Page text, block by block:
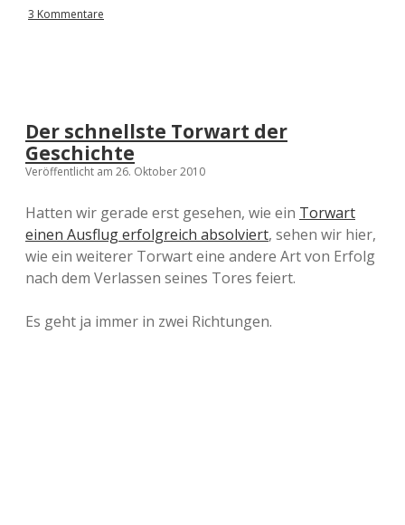
3 Kommentare
Der schnellste Torwart der
Geschichte
Veröffentlicht am 26. Oktober 2010
Hatten wir gerade erst gesehen, wie ein Torwart
einen Ausflug erfolgreich absolviert, sehen wir hier,
wie ein weiterer Torwart eine andere Art von Erfolg
nach dem Verlassen seines Tores feiert.
Es geht ja immer in zwei Richtungen.